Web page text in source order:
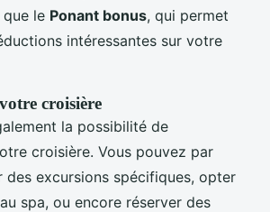
le Ponant bonus, qui permet
intéressantes sur votre
croisière
la possibilité de
croisière. Vous pouvez par
des excursions spécifiques, opter
spa, ou encore réserver des